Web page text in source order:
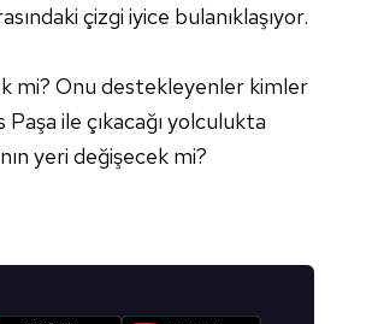
vasıtasıyla belirleyebilirsiniz. Çerezlere
hazırlanmış Aydınlatma Metnimizi
almak için lütfen
tıklayınız
çizgi iyice bulanıklaşıyor.
mi? Onu destekleyenler kimler
ile çıkacağı yolculukta
yeri değişecek mi?